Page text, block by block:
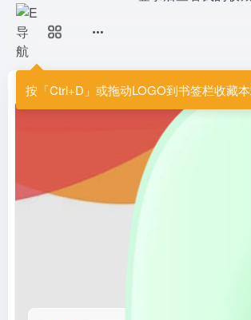
按「Ctrl+D」或拖动LOGO到书签栏收藏
首页 • E导航 新闻资讯 • 综合新闻 • 百度新闻
通过强大